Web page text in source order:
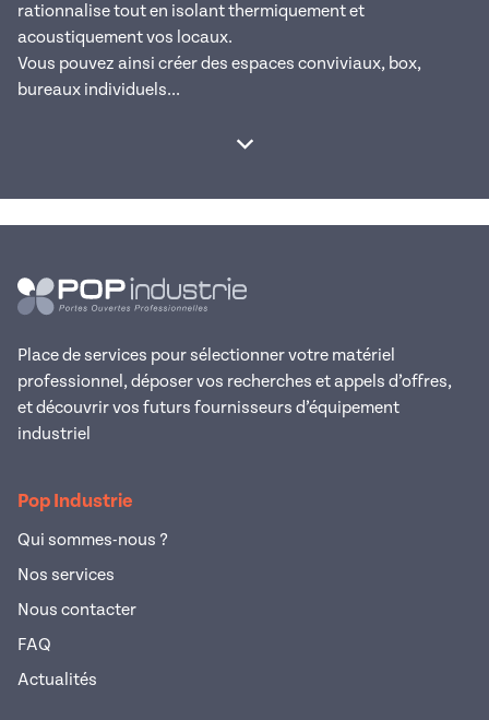
rationnalise tout en isolant thermiquement et
acoustiquement vos locaux.
Vous pouvez ainsi créer des espaces conviviaux, box,
bureaux individuels...
Afficher la suite
Place de services pour sélectionner votre matériel
professionnel, déposer vos recherches et appels d’offres,
et découvrir vos futurs fournisseurs d’équipement
industriel
Pop Industrie
Qui sommes-nous ?
Nos services
Nous contacter
FAQ
Actualités